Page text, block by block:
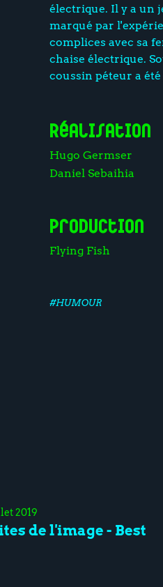
électrique. Il y a un
marqué par
complices avec sa
chaise électrique.
coussin péteur a
Réalisation
Hugo Germser
Daniel Sebaihia
Production
Flying Fish
#HUMOUR
2019
de l'image - Best